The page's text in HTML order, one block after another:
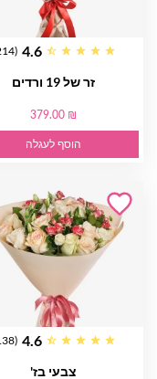
4.6
(214)
זר של 19 ורדים
379.00 ₪
הוסף לעגלה
4.6
(138)
צבעי בז'